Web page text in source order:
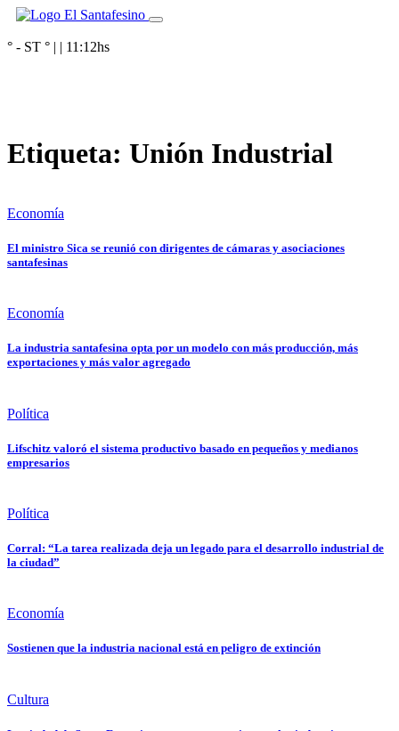
° - ST ° | | 11:12hs
Etiqueta: Unión Industrial
Economía
El ministro Sica se reunió con dirigentes de cámaras y asociaciones
santafesinas
Economía
La industria santafesina opta por un modelo con más producción, más
exportaciones y más valor agregado
Política
Lifschitz valoró el sistema productivo basado en pequeños y medianos
empresarios
Política
Corral: “La tarea realizada deja un legado para el desarrollo industrial de
la ciudad”
Economía
Sostienen que la industria nacional está en peligro de extinción
Cultura